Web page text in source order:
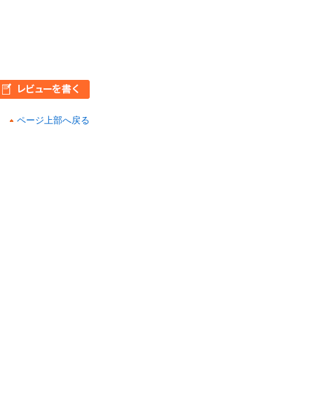
ページ上部へ戻る